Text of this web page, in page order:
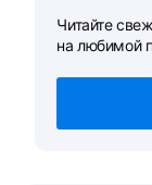
Читайте
на любимой